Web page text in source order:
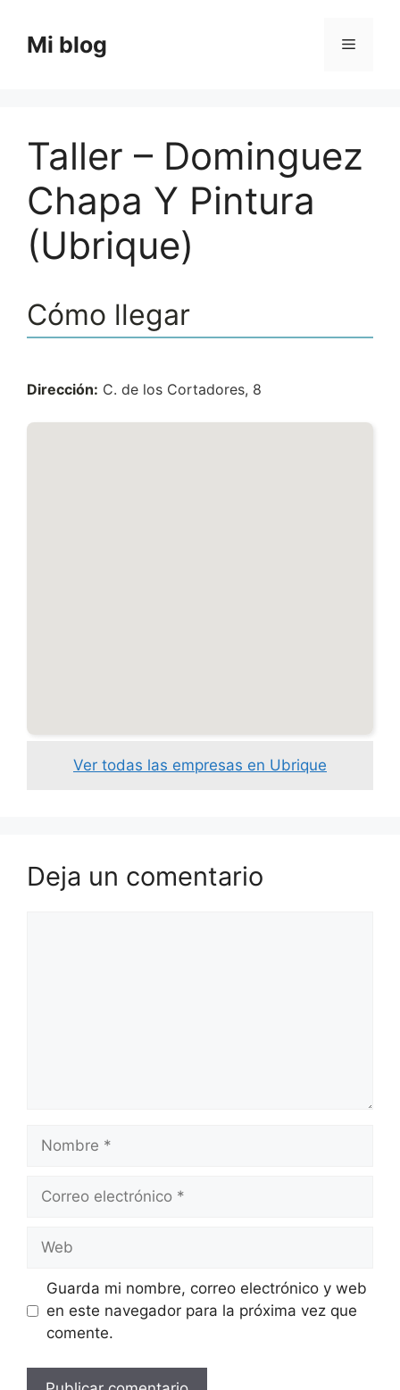
contenido
Mi blog Menú
Taller – Dominguez
Chapa Y Pintura
(Ubrique)
Cómo llegar
Dirección: C. de los Cortadores, 8
Ver todas las empresas en Ubrique
Deja un comentario
Nombre
Correo
Web
Guarda mi nombre, correo electrónico y web
en este navegador para la próxima vez que
comente.